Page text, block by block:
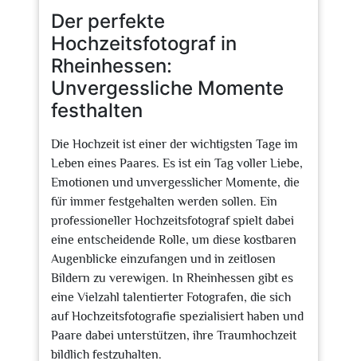
Der perfekte
Hochzeitsfotograf in
Rheinhessen:
Unvergessliche Momente
festhalten
Die Hochzeit ist einer der wichtigsten Tage im
Leben eines Paares. Es ist ein Tag voller Liebe,
Emotionen und unvergesslicher Momente, die
für immer festgehalten werden sollen. Ein
professioneller Hochzeitsfotograf spielt dabei
eine entscheidende Rolle, um diese kostbaren
Augenblicke einzufangen und in zeitlosen
Bildern zu verewigen. In Rheinhessen gibt es
eine Vielzahl talentierter Fotografen, die sich
auf Hochzeitsfotografie spezialisiert haben und
Paare dabei unterstützen, ihre Traumhochzeit
bildlich festzuhalten.